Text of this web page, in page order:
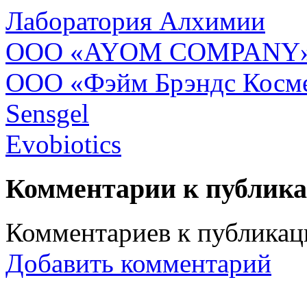
Лаборатория Алхимии
ООО «AYOM
ООО «Фэйм Брэндс
Sensgel
Evobiotics
Комментарии к
Комментариев к
Добавить комментарий